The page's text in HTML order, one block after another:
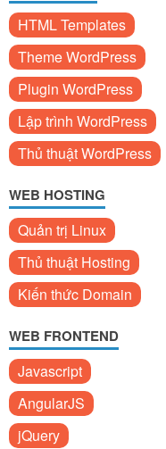
HTML Templates
Theme WordPress
Plugin WordPress
Lập trình WordPress
Thủ thuật WordPress
WEB HOSTING
Quản trị Linux
Thủ thuật Hosting
Kiến thức Domain
WEB FRONTEND
Javascript
AngularJS
jQuery